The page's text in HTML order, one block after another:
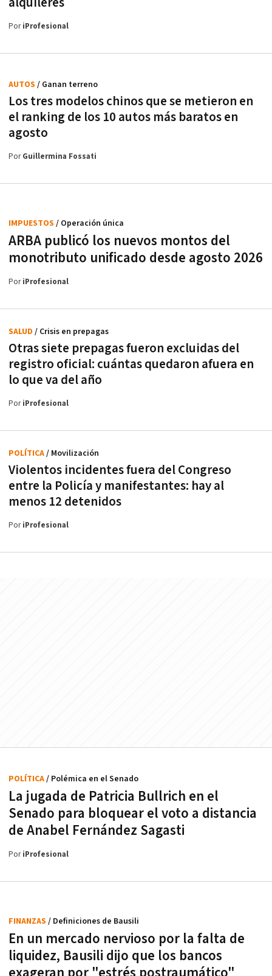
PoriProfesional
Los tres modelos chinos que se metieron en
el ranking de los 10 autos más baratos en
agosto
AUTOS / Ganan terreno
PorGuillermina Fossati
ARBA publicó los nuevos montos del
monotributo unificado desde agosto 2026
IMPUESTOS / Operación única
PoriProfesional
Otras siete prepagas fueron excluidas del
registro oficial: cuántas quedaron afuera en
lo que va del año
SALUD / Crisis en prepagas
PoriProfesional
Violentos incidentes fuera del Congreso
entre la Policía y manifestantes: hay al
menos 12 detenidos
POLÍTICA/ Movilización
PoriProfesional
La jugada de Patricia Bullrich en el
Senado para bloquear el voto a distancia
de Anabel Fernández Sagasti
POLÍTICA/ Polémica en el Senado
PoriProfesional
En un mercado nervioso por la falta de
liquidez, Bausili dijo que los bancos
FINANZAS / Definiciones de Bausili